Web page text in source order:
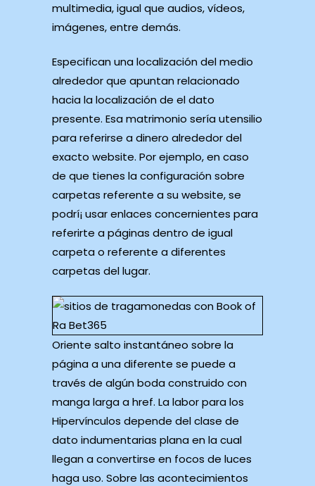
multimedia, igual que audios, vídeos,
imágenes, entre demás.
Especifican una localización del medio
alrededor que apuntan relacionado
hacia la localización de el dato
presente. Esa matrimonio serí­a utensilio
para referirse a dinero alrededor del
exacto website. Por ejemplo, en caso
de que tienes la configuración sobre
carpetas referente a su website, se
podrí¡ usar enlaces concernientes para
referirte a páginas dentro de igual
carpeta o referente a diferentes
carpetas del lugar.
Oriente salto instantáneo sobre la
página a una diferente se puede a
través de algún boda construido con
manga larga a href. La labor para los
Hipervínculos depende del clase de
dato indumentarias plana en la cual
llegan a convertirse en focos de luces
haga uso. Sobre las acontecimientos